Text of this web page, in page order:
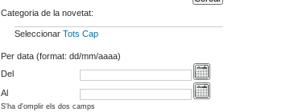
Categoria de la novetat:
Seleccionar Tots Cap
Per data (format: dd/mm/aaaa)
Del
Al
S'ha d'omplir els dos camps